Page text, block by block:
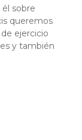
sobre
queremos
ejercicio
y también